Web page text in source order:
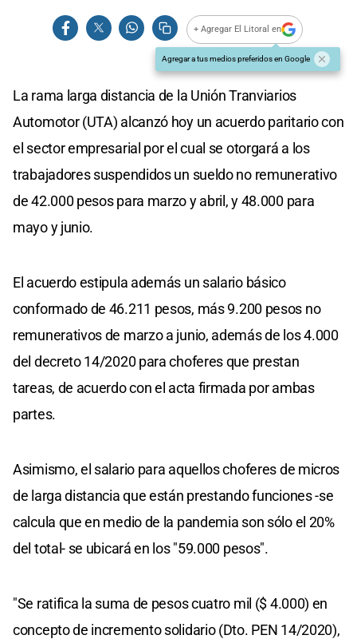
+ Agregar El Litoral en
Agregar a tus medios preferidos en Google
La rama larga distancia de la Unión Tranviarios
Automotor (UTA) alcanzó hoy un acuerdo paritario con
el sector empresarial por el cual se otorgará a los
trabajadores suspendidos un sueldo no remunerativo
de 42.000 pesos para marzo y abril, y 48.000 para
mayo y junio.
El acuerdo estipula además un salario básico
conformado de 46.211 pesos, más 9.200 pesos no
remunerativos de marzo a junio, además de los 4.000
del decreto 14/2020 para choferes que prestan
tareas, de acuerdo con el acta firmada por ambas
partes.
Asimismo, el salario para aquellos choferes de micros
de larga distancia que están prestando funciones -se
calcula que en medio de la pandemia son sólo el 20%
del total- se ubicará en los "59.000 pesos".
"Se ratifica la suma de pesos cuatro mil ($ 4.000) en
concepto de incremento solidario (Dto. PEN 14/2020),